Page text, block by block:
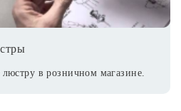
в розничном магазине.